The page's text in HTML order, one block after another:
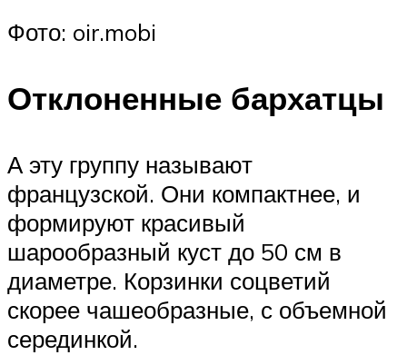
Фото: oir.mobi
Отклоненные бархатцы
А эту группу называют
французской. Они компактнее, и
формируют красивый
шарообразный куст до 50 см в
диаметре. Корзинки соцветий
скорее чашеобразные, с объемной
серединкой.